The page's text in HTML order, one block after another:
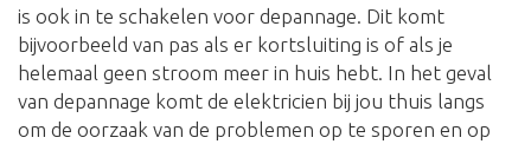
is ook in te schakelen voor depannage. Dit komt
bijvoorbeeld van pas als er kortsluiting is of als je
helemaal geen stroom meer in huis hebt. In het geval
van depannage komt de elektricien bij jou thuis langs
om de oorzaak van de problemen op te sporen en op